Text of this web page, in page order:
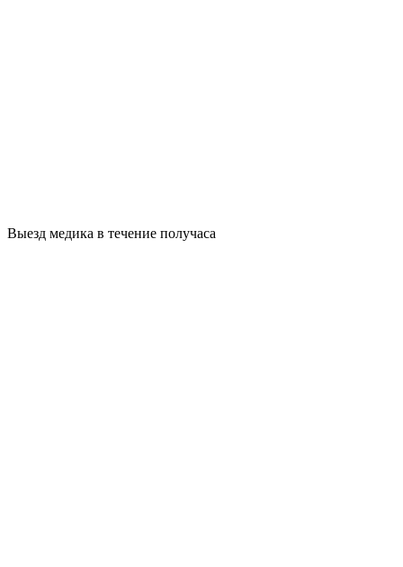
Выезд медика в течение получаса